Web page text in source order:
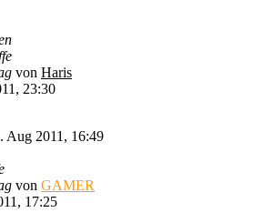
von Haris
23:30
Aug 2011, 16:49
von GAMER
17:25